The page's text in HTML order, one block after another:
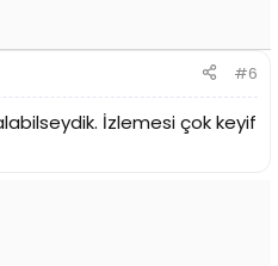
#6
İzlemesi çok keyif